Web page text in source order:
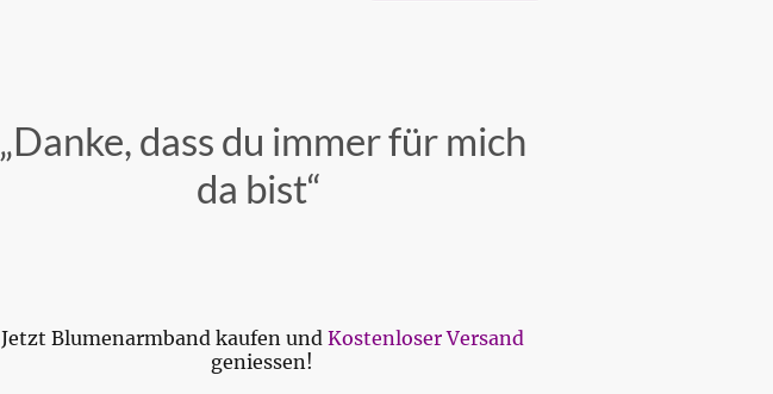
„Danke, dass du immer für mich
da bist“
Jetzt Blumenarmband kaufen und Kostenloser Versand
geniessen!